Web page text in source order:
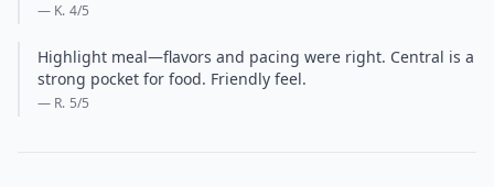
— K. 4/5
Highlight meal—flavors and pacing were right. Central is a
strong pocket for food. Friendly feel.
— R. 5/5